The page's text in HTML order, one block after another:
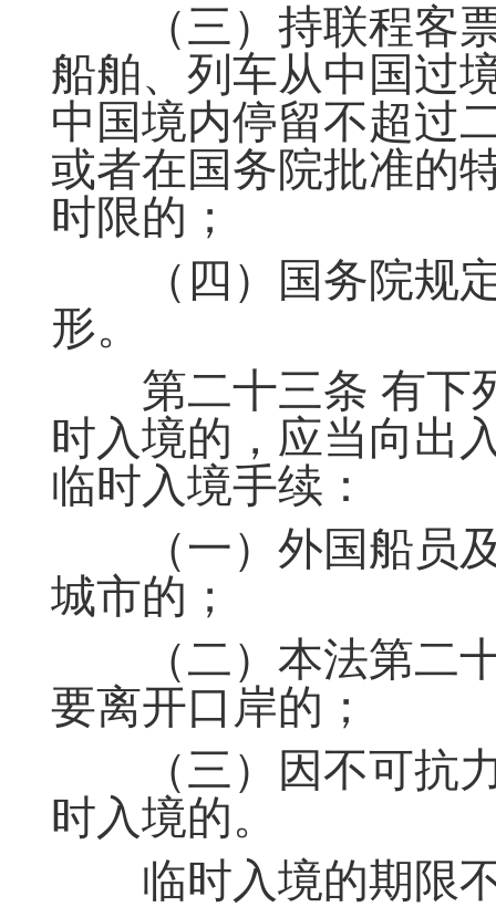
（三）持联程客票
船舶、列车从中国过
中国境内停留不超过
或者在国务院批准的
时限的；
（四）国务院规定
形。
第二十三条 有下
时入境的，应当向出
临时入境手续：
（一）外国船员及
城市的；
（二）本法第二十
要离开口岸的；
（三）因不可抗力
时入境的。
临时入境的期限不